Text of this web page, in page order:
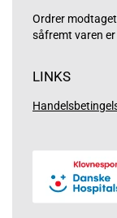
Ordrer
såfremt varen er
LINKS